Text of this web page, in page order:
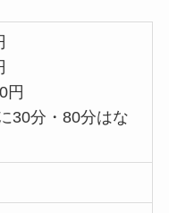
円
30分・80分はな